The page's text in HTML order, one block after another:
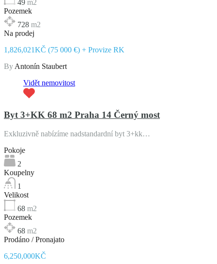
49 m2
Pozemek
728 m2
Na prodej
1,826,021KČ (75 000 €) + Provize RK
By Antonín Staubert
Vidět nemovitost
Byt 3+KK 68 m2 Praha 14 Černý most
Exkluzivně nabízíme nadstandardní byt 3+kk…
Pokoje
2
Koupelny
1
Velikost
68 m2
Pozemek
68 m2
Prodáno / Pronajato
6,250,000KČ